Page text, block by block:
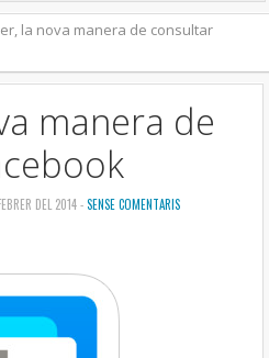
la nova manera de consultar
manera de
DEL 2014 -SENSE COMENTARIS